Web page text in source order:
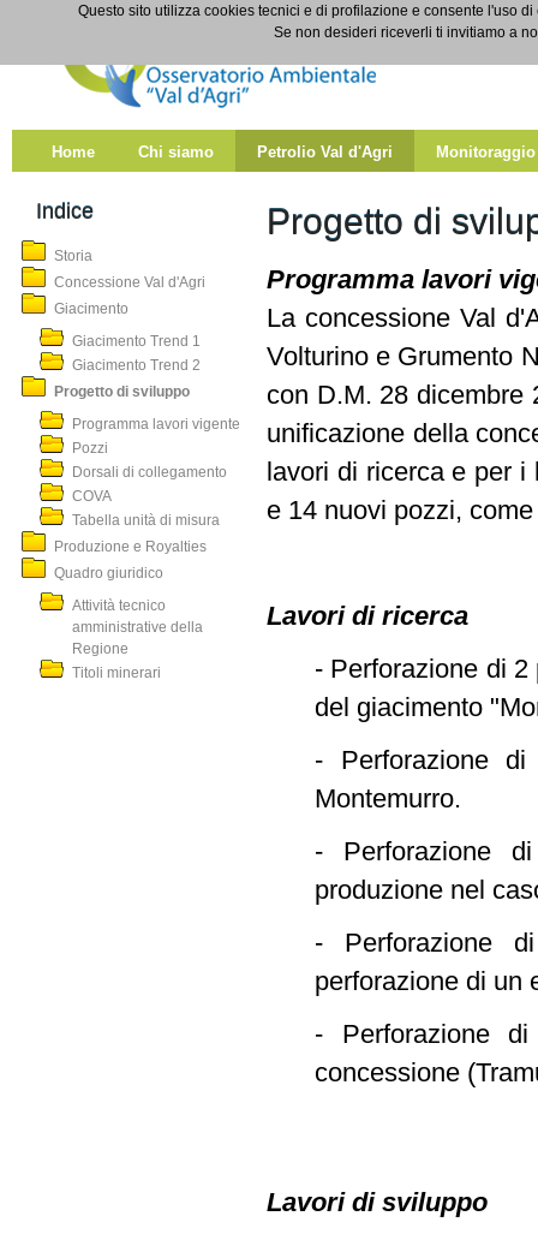
Salta al contenuto
Progetto di sviluppo
Home Chi siamo Petrolio Val d'Agri Monitoraggio
Indice
Storia
Concessione Val d'Agri
Giacimento
Giacimento Trend 1
Giacimento Trend 2
Progetto di sviluppo
Programma lavori vigente
Pozzi
Dorsali di collegamento
COVA
Tabella unità di misura
Produzione e Royalties
Quadro giuridico
Attività tecnico
amministrative della
Regione
Titoli minerari
Progetto di
Programma lavori
La concessione Val
Volturino e Grumento
con D.M. 28
unificazione della
lavori di ricerca e per
e 14 nuovi pozzi,
Lavori di ricerca
- Perforazione di
del giacimento
- Perforazione
Montemurro.
- Perforazione
produzione nel
- Perforazione
perforazione di un
- Perforazione
concessione
Lavori di sviluppo
Questo sito utilizza cookies tecnici e di profilazione e consente l'uso
Se non desideri riceverli ti invitiamo a